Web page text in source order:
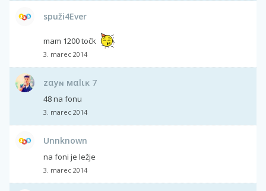
spuži4Ever
mam 1200 točk
3. marec 2014
zαyɴ мαlιĸ 7
48 na fonu
3. marec 2014
Unnknown
na foni je ležje
3. marec 2014